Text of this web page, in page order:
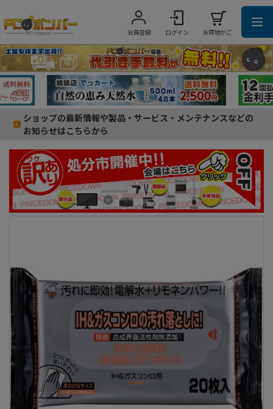
会員登録 ログイン お買物かご
ショップの最新情報や製品・サービス・メンテナンスなどの
お知らせはこちらから